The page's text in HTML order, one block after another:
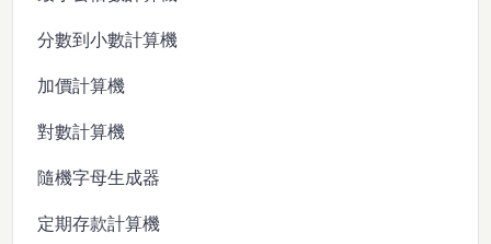
分數到小數計算機
加價計算機
對數計算機
隨機字母生成器
定期存款計算機